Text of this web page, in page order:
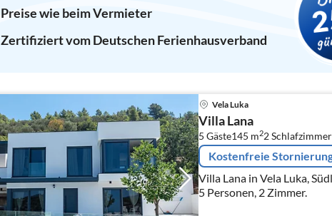
Preise wie beim Vermieter
Zertifiziert vom Deutschen Ferienhausverband
Vela Luka
Villa Lana
5 Gäste145 m22Schlafzimmer
Kostenfreie
Villa Lana in Vela Luka,
5 Personen, 2 Zimmer.